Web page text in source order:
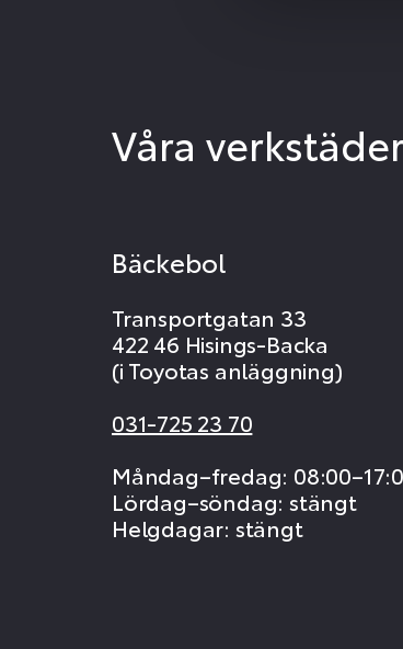
Våra
Bäckebol
Transportgatan 33
422 46 Hisings-Backa
(i Toyotas anläggning)
031-725 23 70
Måndag–fredag:
Lördag–söndag: stängt
Helgdagar: stängt